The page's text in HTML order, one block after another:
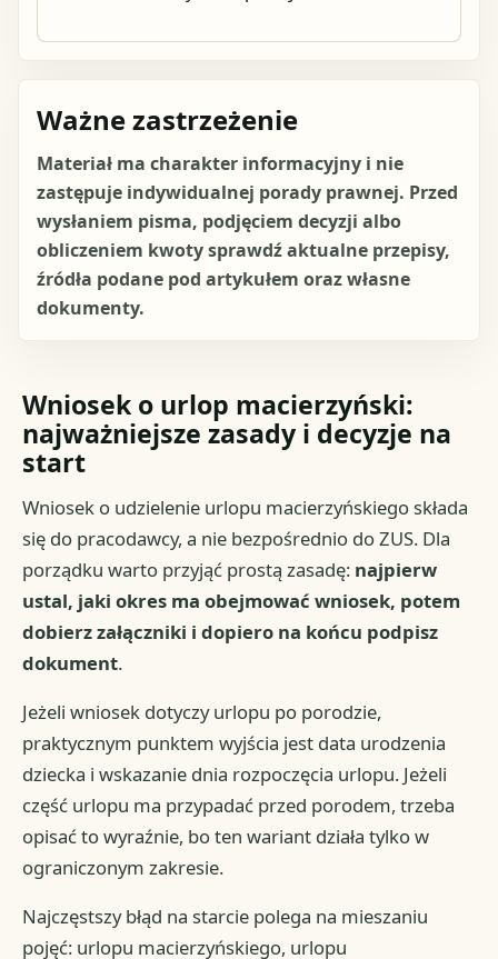
Ważne zastrzeżenie
Materiał ma charakter informacyjny i nie
zastępuje indywidualnej porady prawnej. Przed
wysłaniem pisma, podjęciem decyzji albo
obliczeniem kwoty sprawdź aktualne przepisy,
źródła podane pod artykułem oraz własne
dokumenty.
Wniosek o urlop macierzyński:
najważniejsze zasady i decyzje na
start
Wniosek o udzielenie urlopu macierzyńskiego składa
się do pracodawcy, a nie bezpośrednio do ZUS. Dla
porządku warto przyjąć prostą zasadę: najpierw
ustal, jaki okres ma obejmować wniosek, potem
dobierz załączniki i dopiero na końcu podpisz
dokument.
Jeżeli wniosek dotyczy urlopu po porodzie,
praktycznym punktem wyjścia jest data urodzenia
dziecka i wskazanie dnia rozpoczęcia urlopu. Jeżeli
część urlopu ma przypadać przed porodem, trzeba
opisać to wyraźnie, bo ten wariant działa tylko w
ograniczonym zakresie.
Najczęstszy błąd na starcie polega na mieszaniu
pojęć: urlopu macierzyńskiego, urlopu